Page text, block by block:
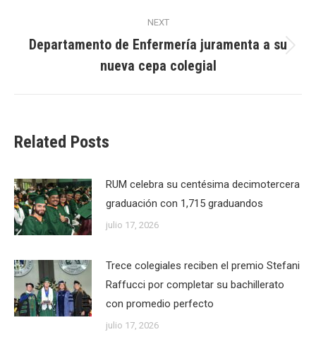
NEXT
Next
post:
Departamento de Enfermería juramenta a su
nueva cepa colegial
Related Posts
RUM celebra su centésima decimotercera
graduación con 1,715 graduandos
julio 17, 2026
Trece colegiales reciben el premio Stefani
Raffucci por completar su bachillerato
con promedio perfecto
julio 17, 2026